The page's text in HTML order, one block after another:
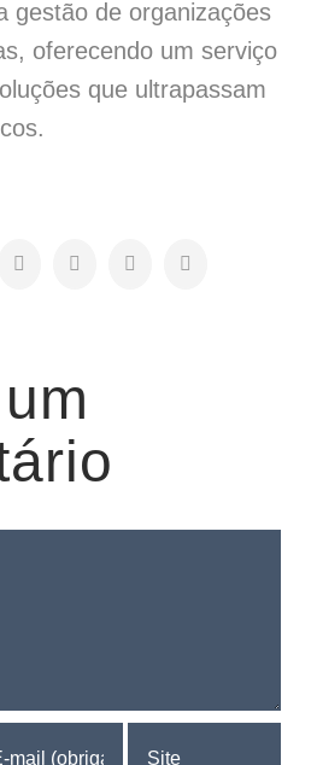
gestão de organizações
oferecendo um serviço
que ultrapassam
LinkedInWhatsAppPinterestE-